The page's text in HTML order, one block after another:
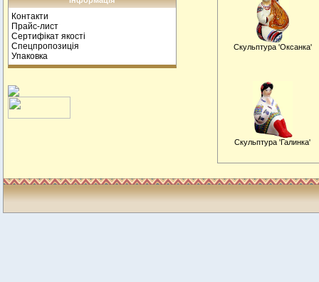
Контакти
Прайс-лист
Сертифікат якості
Спецпропозиція
Упаковка
Скульптура 'Оксанка'
Скульптура 'Галинка'